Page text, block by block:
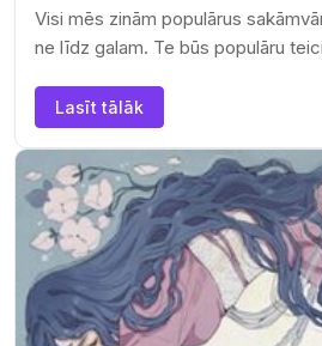
Visi mēs zinām populārus
ne līdz galam. Te būs populāru
Lasīt tālāk